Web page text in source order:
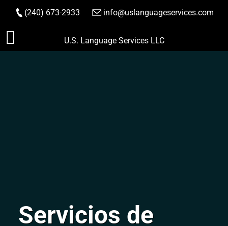
Saltar
(240) 673-2933 info@uslanguageservices.com
HACER PEDIDO
U.S. Language Services LLC
Servicios de